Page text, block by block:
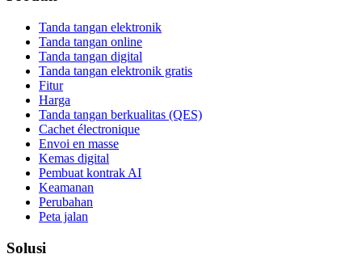
Tanda tangan elektronik
Tanda tangan online
Tanda tangan digital
Tanda tangan elektronik gratis
Fitur
Harga
Tanda tangan berkualitas (QES)
Cachet électronique
Envoi en masse
Kemas digital
Pembuat kontrak AI
Keamanan
Perubahan
Peta jalan
Solusi